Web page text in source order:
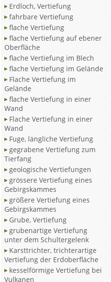
Erdloch, Vertiefung
fahrbare Vertiefung
flache Vertiefung
flache Vertiefung auf ebener
Oberfläche
flache Vertiefung im Blech
flache Vertiefung im Gelände
Flache Vertiefung im
Gelände
flache Vertiefung in einer
Wand
Flache Vertiefung in einer
Wand
Fuge, längliche Vertiefung
gegrabene Vertiefung zum
Tierfang
geologische Vertiefungen
grössere Vertiefung eines
Gebirgskammes
größere Vertiefung eines
Gebirgskammes
Grube, Vertiefung
grubenartige Vertiefung
unter dem Schultergelenk
Karsttrichter, trichterartige
Vertiefung der Erdoberfläche
kesselförmige Vertiefung bei
Vulkanen